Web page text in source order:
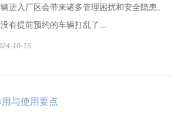
进入厂区会带来诸多管理困扰和安全隐患。
有提前预约的车辆打乱了...
10-16
与使用要点